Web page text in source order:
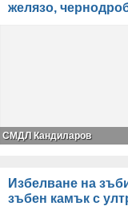
желязо,
СМДЛ Кандиларов
Избелване на
зъбен камък с